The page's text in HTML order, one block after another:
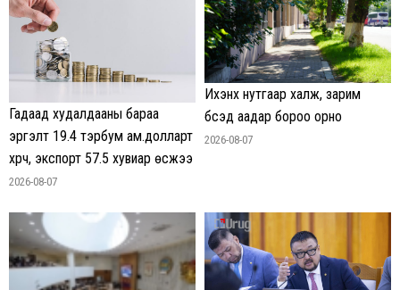
Гадаад худалдааны бараа
эргэлт 19.4 тэрбум ам.долларт
хүрч, экспорт 57.5 хувиар өсжээ
2026-08-07
Ихэнх нутгаар халж, зарим
бүсэд аадар бороо орно
2026-08-07